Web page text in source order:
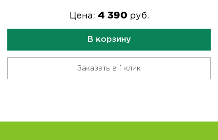
Цена: 4 390 руб.
В корзину
Заказать в 1 клик